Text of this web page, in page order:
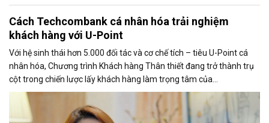
Cách Techcombank cá nhân hóa trải nghiệm
khách hàng với U-Point
Với hệ sinh thái hơn 5.000 đối tác và cơ chế tích – tiêu U-Point cá
nhân hóa, Chương trình Khách hàng Thân thiết đang trở thành trụ
cột trong chiến lược lấy khách hàng làm trọng tâm của
Techcombank.